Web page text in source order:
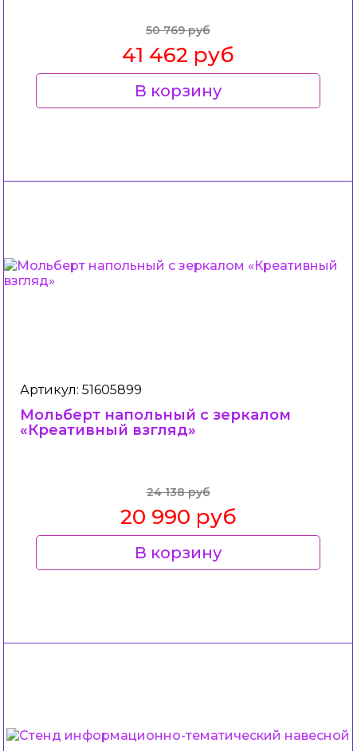
50 769 руб
41 462 руб
В корзину
Артикул: 51605899
Мольберт напольный с зеркалом
«Креативный взгляд»
24 138 руб
20 990 руб
В корзину